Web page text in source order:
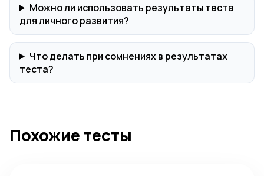
Можно ли использовать результаты теста
для личного развития?
Что делать при сомнениях в результатах
теста?
Похожие тесты